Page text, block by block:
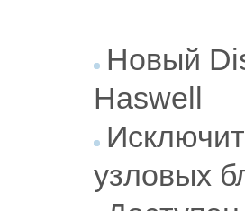
Новый
Haswell
узловых